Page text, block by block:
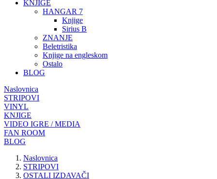
KNJIGE
HANGAR 7
Knjige
Sirius B
ZNANJE
Beletristika
Knjige na engleskom
Ostalo
BLOG
Naslovnica
STRIPOVI
VINYL
KNJIGE
VIDEO IGRE / MEDIA
FAN ROOM
BLOG
Naslovnica
STRIPOVI
OSTALI IZDAVAČI